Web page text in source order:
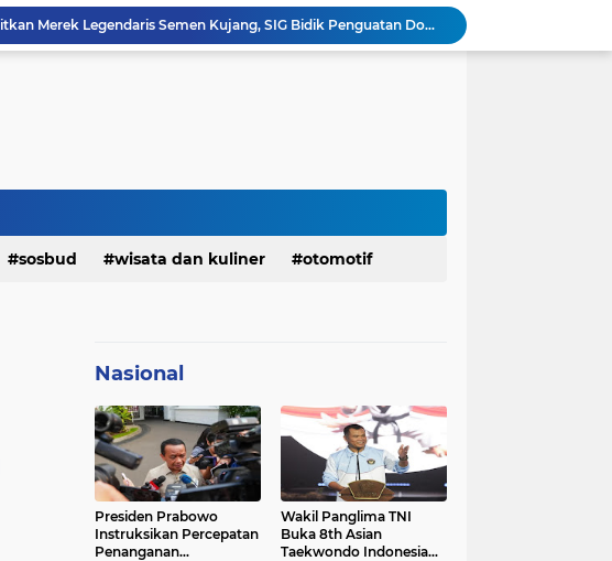
Ketua Golkar Jabar: Perjalanan Hidup Bahlil Layak Diteladani Seluruh Kader Partai
KDM Fokus Rampungkan Pemenuhan Layanan Dasar dan Konektivitas Wilayah pada 2027
Jelang Konferprov PWI Jabar, Bos Ayo Media Sambangi Rumah PWI Kota Bogor
sosbud wisata dan kuliner otomotif
Nasional
Presiden Prabowo
Instruksikan Percepatan
Penanganan
Wakil Panglima TNI
Buka 8th Asian
Taekwondo Indonesia